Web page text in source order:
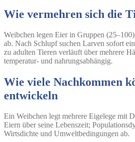
Wie vermehren sich die
Weibchen legen Eier in Gruppen
ab. Nach Schlupf suchen Larven sofort
zu adulten Tieren verläuft über mehrere
temperatur- und nahrungsabhängig.
Wie viele Nachkommen
entwickeln
Ein Weibchen legt mehrere Eigelege mit
Eiern über seine Lebenszeit;
Wirtsdichte und Umweltbedingungen ab.